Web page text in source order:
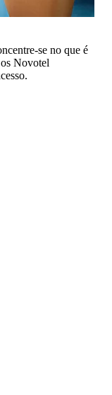
se no que é
Novotel